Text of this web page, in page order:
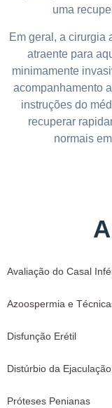
uma
Em geral, a cirurgia
atraente para
minimamente
acompanhamento
instruções do
recuperar
normais
Avaliação do Casal
Azoospermia e
Disfunção Erétil
Distúrbio da Ejaculação
Próteses Penianas